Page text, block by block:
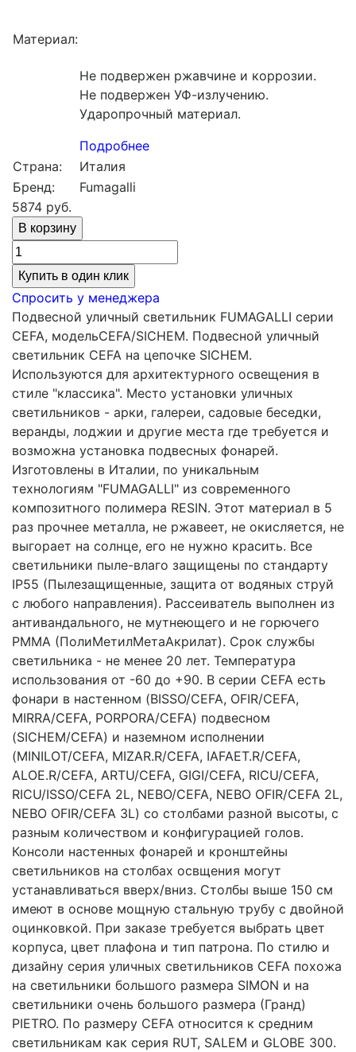
Материал:
Не подвержен ржавчине и коррозии.
Не подвержен УФ-излучению.
Ударопрочный материал.
Подробнее
Страна:
Италия
Бренд:
Fumagalli
5874 руб.
Купить в один клик
Спросить у менеджера
Подвесной уличный светильник FUMAGALLI серии
CEFA, модельCEFA/SICHEM. Подвесной уличный
светильник CEFA на цепочке SICHEM.
Используются для архитектурного освещения в
стиле "классика". Место установки уличных
светильников - арки, галереи, садовые беседки,
веранды, лоджии и другие места где требуется и
возможна установка подвесных фонарей.
Изготовлены в Италии, по уникальным
технологиям "FUMAGALLI" из современного
композитного полимера RESIN. Этот материал в 5
раз прочнее металла, не ржавеет, не окисляется, не
выгорает на солнце, его не нужно красить. Все
светильники пыле-влаго защищены по стандарту
IP55 (Пылезащищенные, защита от водяных струй
с любого направления). Рассеиватель выполнен из
антивандального, не мутнеющего и не горючего
PMMA (ПолиМетилМетаАкрилат). Срок службы
светильника - не менее 20 лет. Температура
использования от -60 до +90. В серии CEFA есть
фонари в настенном (BISSO/CEFA, OFIR/CEFA,
MIRRA/CEFA, PORPORA/CEFA) подвесном
(SICHEM/CEFA) и наземном исполнении
(MINILOT/CEFA, MIZAR.R/CEFA, IAFAET.R/CEFA,
ALOE.R/CEFA, ARTU/CEFA, GIGI/CEFA, RICU/CEFA,
RICU/ISSO/CEFA 2L, NEBO/CEFA, NEBO OFIR/CEFA 2L,
NEBO OFIR/CEFA 3L) со столбами разной высоты, с
разным количеством и конфигурацией голов.
Консоли настенных фонарей и кронштейны
светильников на столбах освщения могут
устанавливаться вверх/вниз. Столбы выше 150 см
имеют в основе мощную стальную трубу с двойной
оцинковкой. При заказе требуется выбрать цвет
корпуса, цвет плафона и тип патрона. По стилю и
дизайну серия уличных светильников CEFA похожа
на светильники большого размера SIMON и на
светильники очень большого размера (Гранд)
PIETRO. По размеру CEFA относится к средним
светильникам как серия RUT, SALEM и GLOBE 300.